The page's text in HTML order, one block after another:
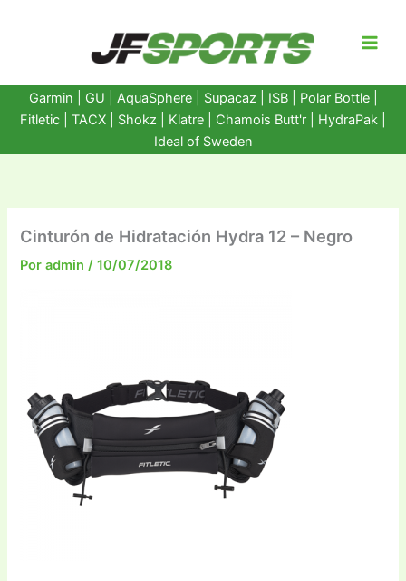
Garmin GU AquaSphere| Supacaz | ISB | Polar Bottle|
Fitletic
TACX Shokz Klatre Chamois Butt'r HydraPak
Ideal of Sweden
Cinturón de Hidratación Hydra 12 – Negro
Poradmin/10/07/2018